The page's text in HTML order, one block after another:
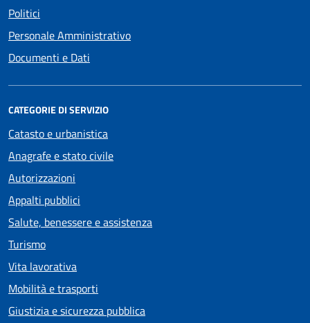
Politici
Personale Amministrativo
Documenti e Dati
CATEGORIE DI SERVIZIO
Catasto e urbanistica
Anagrafe e stato civile
Autorizzazioni
Appalti pubblici
Salute, benessere e assistenza
Turismo
Vita lavorativa
Mobilità e trasporti
Giustizia e sicurezza pubblica